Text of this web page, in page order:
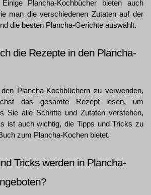
Plancha-Kochbücher bieten auch
man die verschiedenen Zutaten auf der
die besten Plancha-Gerichte auswählt.
die Rezepte in den Plancha-
Plancha-Kochbüchern zu verwenden,
das gesamte Rezept lesen, um
Sie alle Schritte und Zutaten verstehen,
ist auch wichtig, die Tipps und Tricks zu
zum Plancha-Kochen bietet.
Tricks werden in Plancha-